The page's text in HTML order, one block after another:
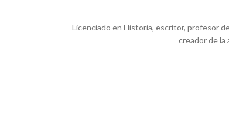
Licenciado en Historia, escritor, profesor
creador de la